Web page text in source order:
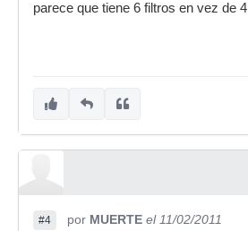
parece que tiene 6 filtros en vez de 4
#4 por MUERTE el 11/02/2011